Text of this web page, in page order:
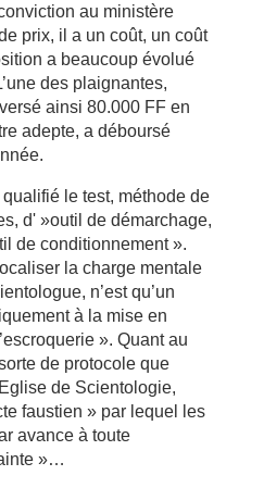
au ministère
prix, il a un coût, un coût
a beaucoup évolué
des plaignantes,
ainsi 80.000 FF en
adepte, a déboursé
le test, méthode de
d' »outil de démarchage,
de conditionnement ».
la charge mentale
n’est qu’un
à la mise en
». Quant au
de protocole que
de Scientologie,
faustien » par lequel les
avance à toute
»…